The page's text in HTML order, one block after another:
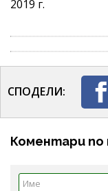
2019 г.
СПОДЕЛИ:
Коментари